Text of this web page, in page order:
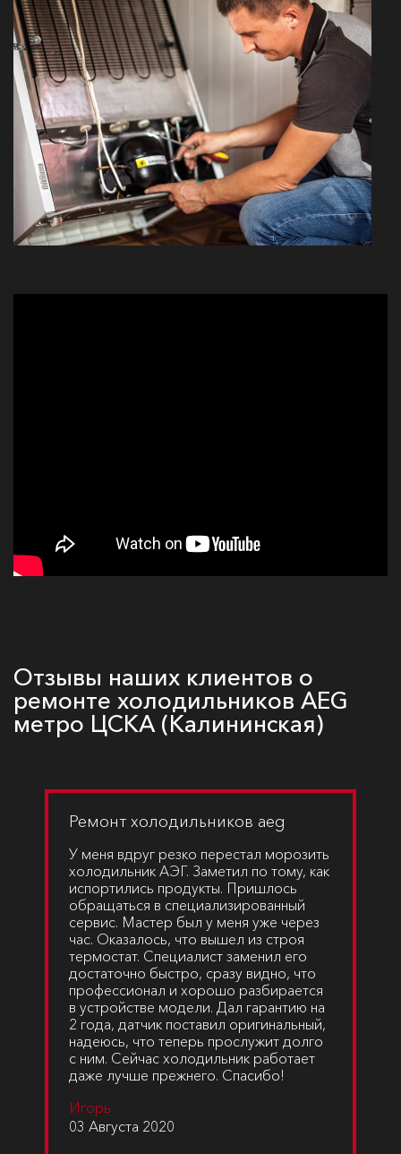
Отзывы наших клиентов о
ремонте холодильников AEG
метро ЦСКА (Калининская)
Ремонт холодильников aeg
У меня вдруг резко перестал морозить
холодильник АЭГ. Заметил по тому, как
испортились продукты. Пришлось
обращаться в специализированный
сервис. Мастер был у меня уже через
час. Оказалось, что вышел из строя
термостат. Специалист заменил его
достаточно быстро, сразу видно, что
профессионал и хорошо разбирается
в устройстве модели. Дал гарантию на
2 года, датчик поставил оригинальный,
надеюсь, что теперь прослужит долго
с ним. Сейчас холодильник работает
даже лучше прежнего. Спасибо!
Игорь
03 Августа 2020